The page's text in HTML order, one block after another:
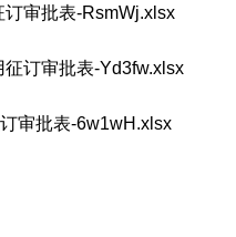
审批表-RsmWj.xlsx
订审批表-Yd3fw.xlsx
审批表-6w1wH.xlsx